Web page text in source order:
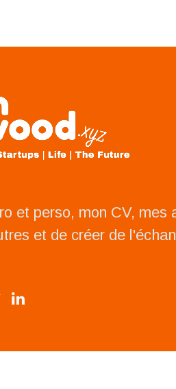
et perso, mon CV, mes
et de créer de